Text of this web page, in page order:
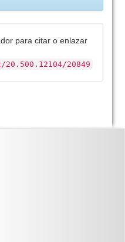
para citar o enlazar
20849